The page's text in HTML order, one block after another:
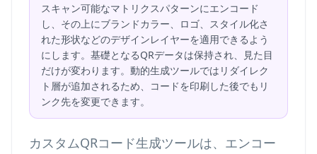
スキャン可能なマトリクスパターンにエンコード
し、その上にブランドカラー、ロゴ、スタイル化さ
れた形状などのデザインレイヤーを適用できるよう
にします。基礎となるQRデータは保持され、見た目
だけが変わります。動的生成ツールではリダイレク
ト層が追加されるため、コードを印刷した後でもリ
ンク先を変更できます。
カスタムQRコード生成ツールは、エンコー